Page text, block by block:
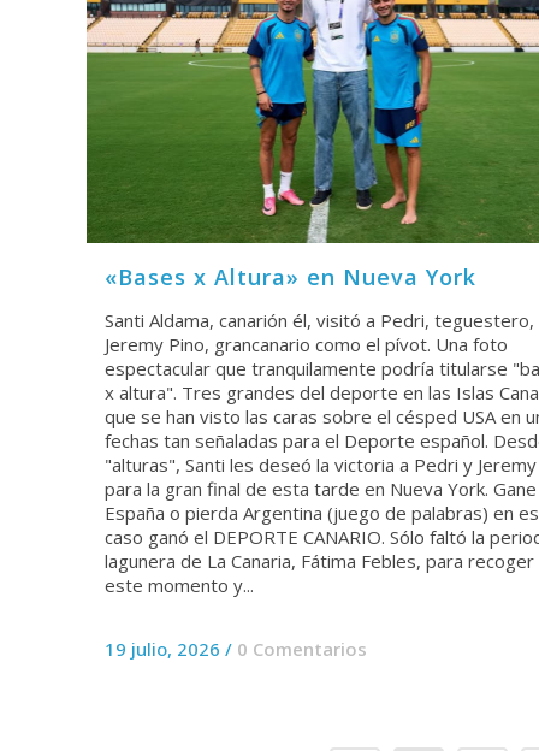
«Bases x Altura» en Nueva York
Santi Aldama, canarión él, visitó a Pedri, teguestero,
Jeremy Pino, grancanario como el pívot. Una foto
espectacular que tranquilamente podría titularse
x altura". Tres grandes del deporte en las Islas
que se han visto las caras sobre el césped USA en
fechas tan señaladas para el Deporte español.
"alturas", Santi les deseó la victoria a Pedri y Jeremy
para la gran final de esta tarde en Nueva York. Gane
España o pierda Argentina (juego de palabras) en
caso ganó el DEPORTE CANARIO. Sólo faltó la
lagunera de La Canaria, Fátima Febles, para recoger
este momento y...
19 julio, 2026 / 0 Comentarios